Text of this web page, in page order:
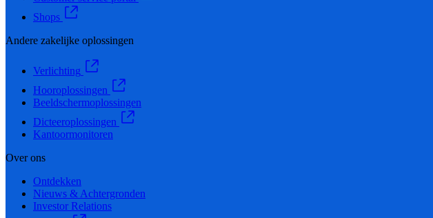
Shops
Andere zakelijke oplossingen
Verlichting
Hooroplossingen
Beeldschermoplossingen
Dicteeroplossingen
Kantoormonitoren
Over ons
Ontdekken
Nieuws & Achtergronden
Investor Relations